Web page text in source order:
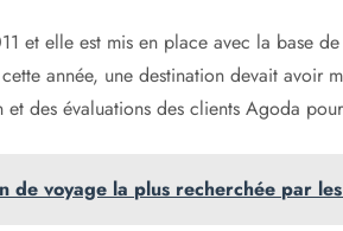
et elle est mis en place avec la base
année, une destination devait avoir
des évaluations des clients Agoda
de voyage la plus recherchée par